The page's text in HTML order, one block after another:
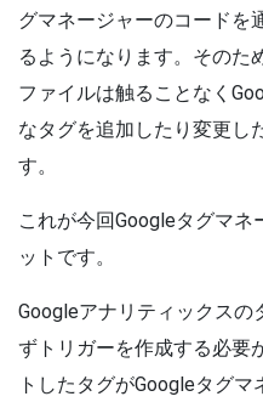
グマネージャーのコードを
るようになります。そのた
ファイルは触ることなく
なタグを追加したり変更し
す。
これが今回Googleタグマネ
ットです。
Googleアナリティックスの
ずトリガーを作成する必要
トしたタグがGoogleタグ